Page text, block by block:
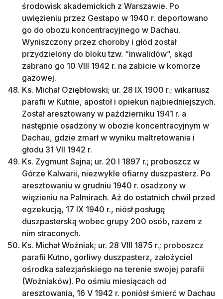
środowisk akademickich z Warszawie. Po
uwięzieniu przez Gestapo w 1940 r. deportowano
go do obozu koncentracyjnego w Dachau.
Wyniszczony przez choroby i głód został
przydzielony do bloku tzw. “inwalidów”, skąd
zabrano go 10 VIII 1942 r. na zabicie w komorze
gazowej.
Ks. Michał Oziębłowski; ur. 28 IX 1900 r.; wikariusz
parafii w Kutnie, apostoł i opiekun najbiedniejszych.
Został aresztowany w październiku 1941 r. a
następnie osadzony w obozie koncentracyjnym w
Dachau, gdzie zmarł w wyniku maltretowania i
głodu 31 VII 1942 r.
Ks. Zygmunt Sajna; ur. 20 I 1897 r.; proboszcz w
Górze Kalwarii, niezwykle ofiarny duszpasterz. Po
aresztowaniu w grudniu 1940 r. osadzony w
więzieniu na Palmirach. Aż do ostatnich chwil przed
egzekucją, 17 IX 1940 r., niósł posługę
duszpasterską wobec grupy 200 osób, razem z
nim straconych.
Ks. Michał Woźniak; ur. 28 VIII 1875 r.; proboszcz
parafii Kutno, gorliwy duszpasterz, założyciel
ośrodka salezjańskiego na terenie swojej parafii
(Woźniaków). Po ośmiu miesiącach od
aresztowania, 16 V 1942 r. poniósł śmierć w Dachau